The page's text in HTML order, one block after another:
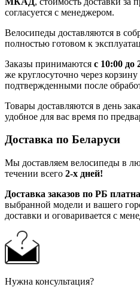
согласуется с менеджером.
Велосипеды доставляются в
полностью готовом к
Заказы принимаются с 10:00 до
же круглосуточно через
подтвержденными после
Товары доставляются в день
удобное для вас время по
Доставка по Беларуси
Мы доставляем велосипеды в
течении всего 2-х дней!
Доставка заказов по РБ
выбранной модели и вашего
доставки и оговаривается с
Нужна консультация?